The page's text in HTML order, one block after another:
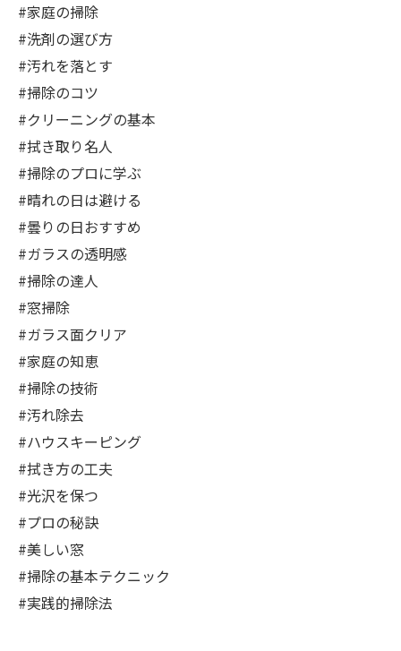
#家庭の掃除
#洗剤の選び方
#汚れを落とす
#掃除のコツ
#クリーニングの基本
#拭き取り名人
#掃除のプロに学ぶ
#晴れの日は避ける
#曇りの日おすすめ
#ガラスの透明感
#掃除の達人
#窓掃除
#ガラス面クリア
#家庭の知恵
#掃除の技術
#汚れ除去
#ハウスキーピング
#拭き方の工夫
#光沢を保つ
#プロの秘訣
#美しい窓
#掃除の基本テクニック
#実践的掃除法